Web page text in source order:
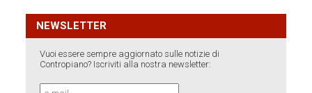
NEWSLETTER
Vuoi essere sempre aggiornato sulle notizie di
Contropiano? Iscriviti alla nostra newsletter: